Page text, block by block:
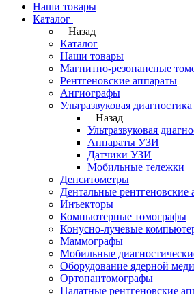
Наши товары
Каталог
Назад
Каталог
Наши товары
Магнитно-резонансные
Рентгеновские аппараты
Ангиографы
Ультразвуковая диагностика
Назад
Ультразвуковая
Аппараты УЗИ
Датчики УЗИ
Мобильные тележки
Денситометры
Дентальные рентгеновские
Инъекторы
Компьютерные томографы
Конусно-лучевые
Маммографы
Мобильные
Оборудование ядерной
Ортопантомографы
Палатные рентгеновские